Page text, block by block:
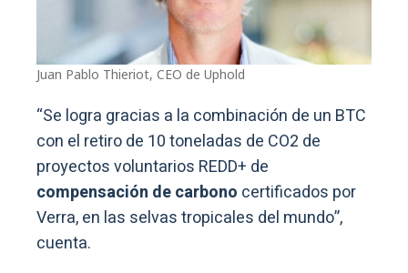
Juan Pablo Thieriot, CEO de Uphold
“Se logra gracias a la combinación de un BTC
con el retiro de 10 toneladas de CO2 de
proyectos voluntarios REDD+ de
compensación de carbono certificados por
Verra, en las selvas tropicales del mundo”,
cuenta.